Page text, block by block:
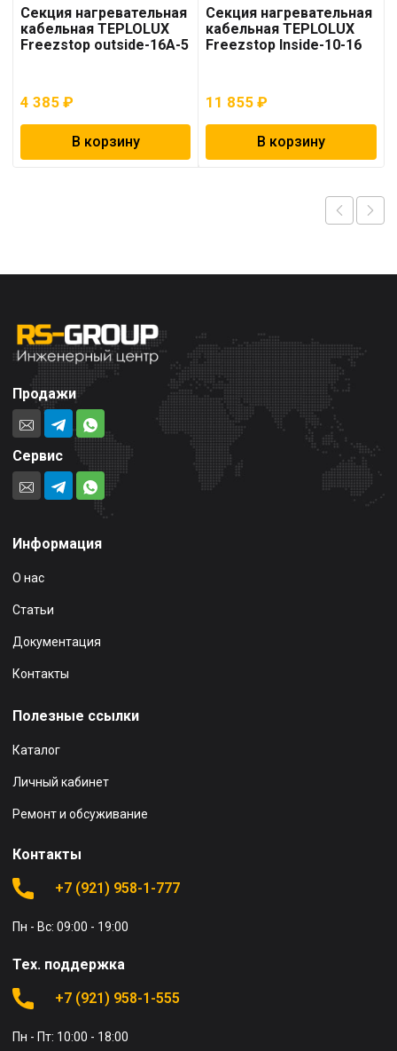
Секция нагревательная
кабельная TEPLOLUX
Freezstop outside-16A-5
4 385 ₽
В корзину
Секция нагревательная
кабельная TEPLOLUX
Freezstop Inside-10-16
11 855₽
В корзину
Продажи
Сервис
Информация
О нас
Статьи
Документация
Контакты
Полезные ссылки
Каталог
Личный кабинет
Ремонт и обсуживание
Контакты
+7 (921) 958-1-777
Пн - Вс: 09:00 - 19:00
Тех. поддержка
+7 (921) 958-1-555
Пн - Пт: 10:00 - 18:00